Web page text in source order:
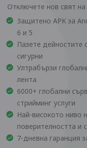
Отключете нов свят на
Защитено APK за
6 и 5
Пазете дейностите
сигурни
Ултрабързи
лента
6000+ глобални
стрийминг услуги
Най-високото ниво
поверителността и
7-дневна гаранция